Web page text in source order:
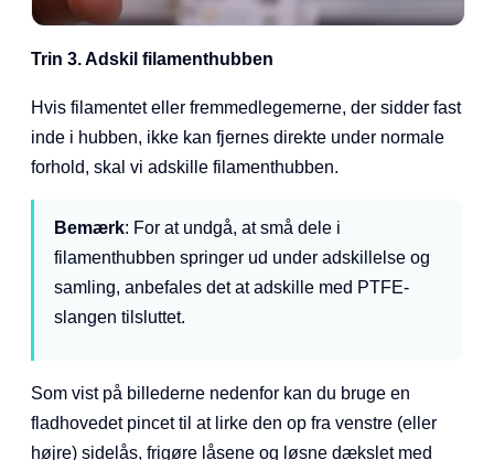
Trin 3. Adskil filamenthubben
Hvis filamentet eller fremmedlegemerne, der sidder fast
inde i hubben, ikke kan fjernes direkte under normale
forhold, skal vi adskille filamenthubben.
Bemærk: For at undgå, at små dele i
filamenthubben springer ud under adskillelse og
samling, anbefales det at adskille med PTFE-
slangen tilsluttet.
Som vist på billederne nedenfor kan du bruge en
fladhovedet pincet til at lirke den op fra venstre (eller
højre) sidelås, frigøre låsene og løsne dækslet med